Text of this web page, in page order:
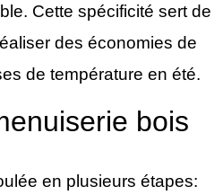
Cette spécificité sert de
des économies de
de température en été.
bois
en plusieurs étapes: